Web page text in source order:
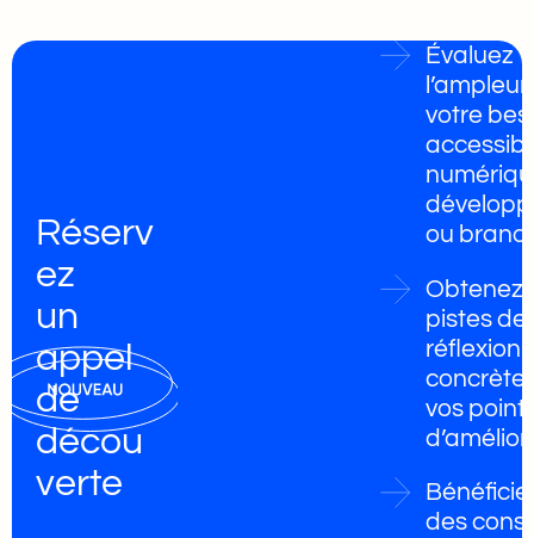
Réserv
ez
un
appel
de
décou
verte
Évaluez
votre
ou
Obtenez
pistes de
réflexion
vos
des